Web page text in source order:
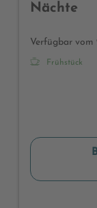
Nächte
Verfügbar vom
Frühstück